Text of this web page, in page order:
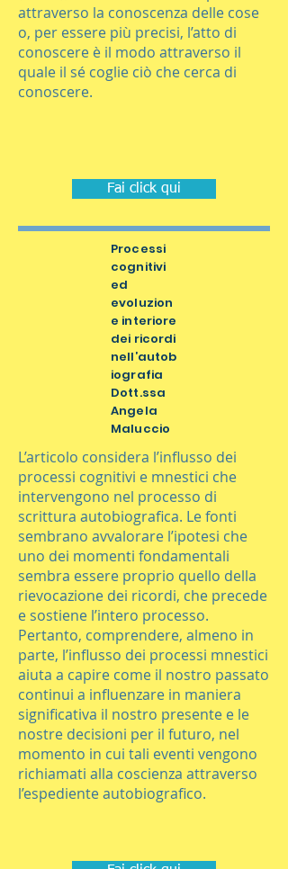
attraverso la conoscenza delle cose
o, per essere più precisi, l’atto di
conoscere è il modo attraverso il
quale il sé coglie ciò che cerca di
conoscere.
Fai click qui
Processi
cognitivi
ed
evoluzion
e interiore
dei ricordi
nell’autob
iografia
Dott.ssa
Angela
Maluccio
L’articolo considera l’influsso dei
processi cognitivi e mnestici che
intervengono nel processo di
scrittura autobiografica. Le fonti
sembrano avvalorare l’ipotesi che
uno dei momenti fondamentali
sembra essere proprio quello della
rievocazione dei ricordi, che precede
e sostiene l’intero processo.
Pertanto, comprendere, almeno in
parte, l’influsso dei processi mnestici
aiuta a capire come il nostro passato
continui a influenzare in maniera
significativa il nostro presente e le
nostre decisioni per il futuro, nel
momento in cui tali eventi vengono
richiamati alla coscienza attraverso
l’espediente autobiografico.